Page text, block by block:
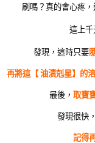
刷嗎？真的會心疼
這上
發現，這時只要
再將這【 油漬剋星】的
最後， 取寶
發現很快
記得